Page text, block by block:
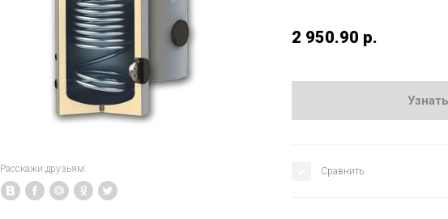
Расскажи друзьям:
2 950.90 р.
Сравнить